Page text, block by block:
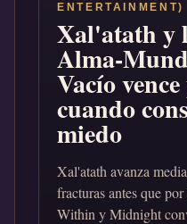
ENTERTAINMENT)
Xal'atath y
Alma-
Vacío
cuando
miedo
Xal'atath avanza
fracturas antes que
Within y Midnight